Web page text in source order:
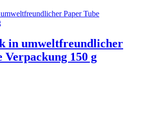
in umweltfreundlicher
Verpackung 150 g